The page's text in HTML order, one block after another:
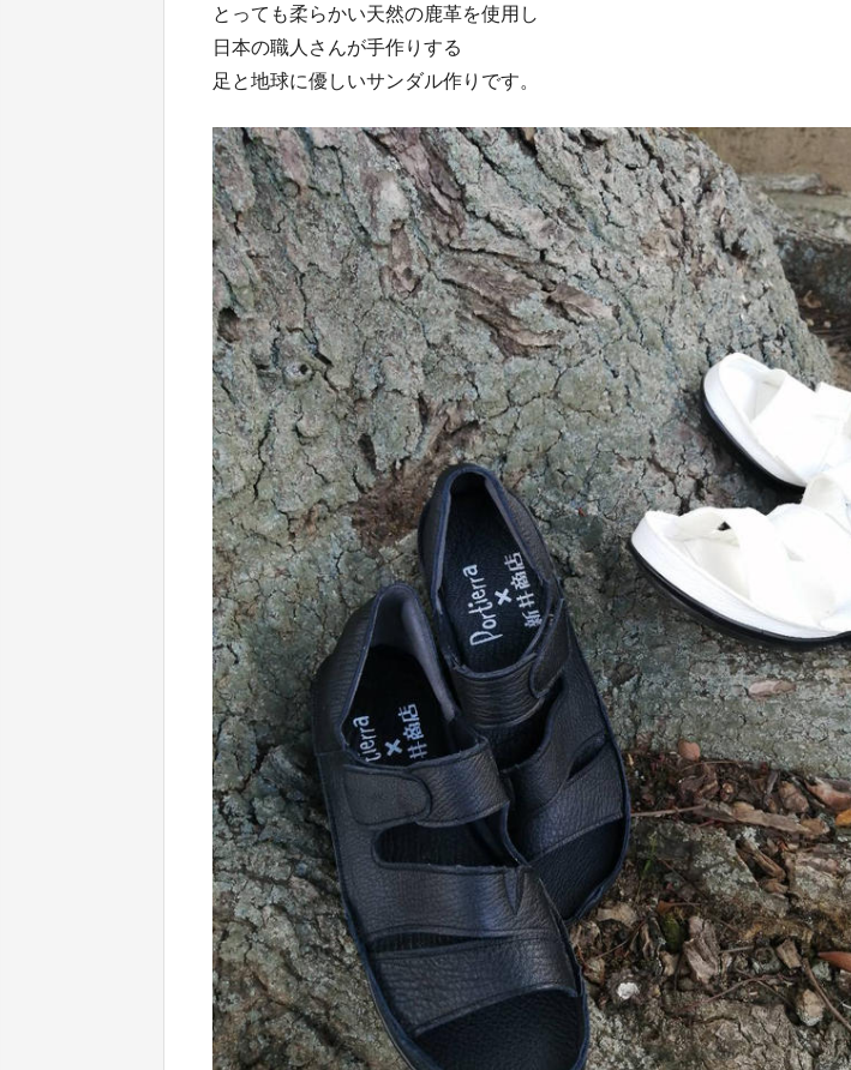
とっても柔らかい天然の鹿革を使用し
日本の職人さんが手作りする
足と地球に優しいサンダル作りです。